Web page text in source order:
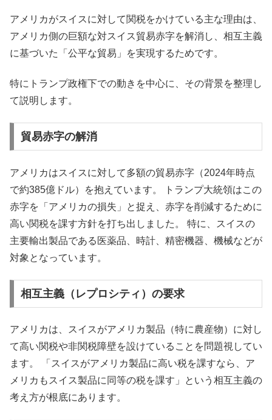
アメリカがスイスに対して関税をかけている主な理由は、
アメリカ側の巨額な対スイス貿易赤字を解消し、相互主義
に基づいた「公平な貿易」を実現するためです。
特にトランプ政権下での動きを中心に、その背景を整理し
て説明します。
貿易赤字の解消
アメリカはスイスに対して多額の貿易赤字（2024年時点
で約385億ドル）を抱えています。 トランプ大統領はこの
赤字を「アメリカの損失」と捉え、赤字を削減するために
高い関税を課す方針を打ち出しました。 特に、スイスの
主要輸出製品である医薬品、時計、精密機器、機械などが
対象となっています。
相互主義（レプロシティ）の要求
アメリカは、スイスがアメリカ製品（特に農産物）に対し
て高い関税や非関税障壁を設けていることを問題視してい
ます。 「スイスがアメリカ製品に高い税を課すなら、ア
メリカもスイス製品に同等の税を課す」という相互主義の
考え方が根底にあります。